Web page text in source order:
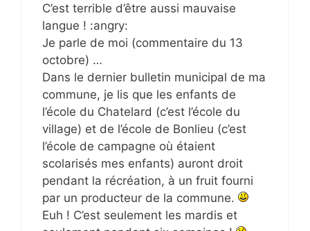
C’est terrible d’être aussi mauvaise
langue ! :angry:
Je parle de moi (commentaire du 13
octobre) …
Dans le dernier bulletin municipal de ma
commune, je lis que les enfants de
l’école du Chatelard (c’est l’école du
village) et de l’école de Bonlieu (c’est
l’école de campagne où étaient
scolarisés mes enfants) auront droit
pendant la récréation, à un fruit fourni
par un producteur de la commune.
Euh ! C’est seulement les mardis et